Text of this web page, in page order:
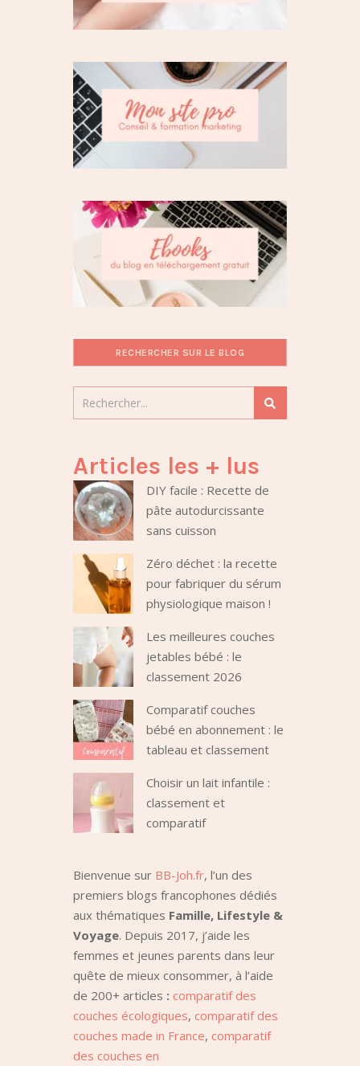
RECHERCHER SUR LE BLOG
Articles les + lus
DIY facile : Recette de
pâte autodurcissante
sans cuisson
Zéro déchet : la recette
pour fabriquer du sérum
physiologique maison !
Les meilleures couches
jetables bébé : le
classement 2026
Comparatif couches
bébé en abonnement : le
tableau et classement
Choisir un lait infantile :
classement et
comparatif
Bienvenue sur BB-Joh.fr, l’un des
premiers blogs francophones dédiés
aux thématiques Famille, Lifestyle &
Voyage. Depuis 2017, j’aide les
femmes et jeunes parents dans leur
quête de mieux consommer, à l’aide
de 200+ articles : comparatif des
couches écologiques, comparatif des
couches made in France, comparatif
des couches en